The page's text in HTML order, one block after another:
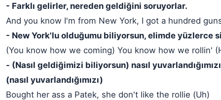
- Farklı gelirler, nereden geldiğini soruyorlar.
And you know I'm from New York, I got a hundred
- New York'lu olduğumu biliyorsun, elimde yüzlerce
(You know how we coming) You know how we rollin'
- (Nasıl geldiğimizi biliyorsun) nasıl
(nasıl yuvarlandığımızı)
Bought her ass a Patek, she don't like the rollie (Uh)